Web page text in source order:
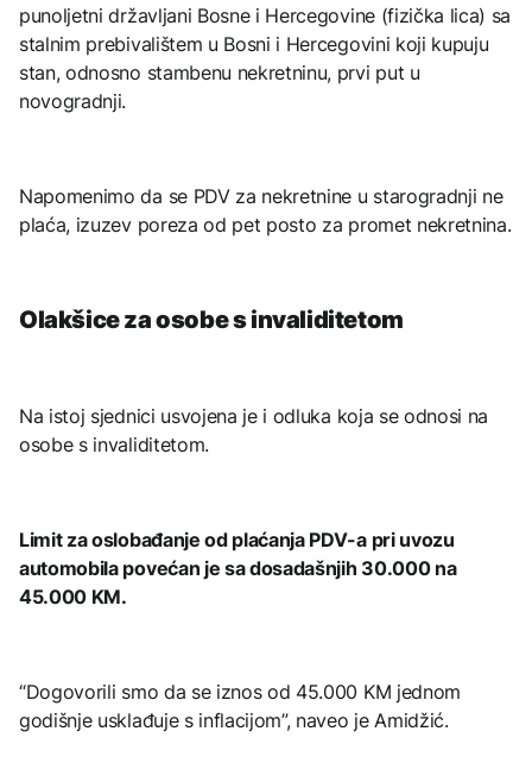
punoljetni državljani Bosne i Hercegovine (fizička lica) sa
stalnim prebivalištem u Bosni i Hercegovini koji kupuju
stan, odnosno stambenu nekretninu, prvi put u
novogradnji.
Napomenimo da se PDV za nekretnine u starogradnji ne
plaća, izuzev poreza od pet posto za promet nekretnina.
Olakšice za osobe s invaliditetom
Na istoj sjednici usvojena je i odluka koja se odnosi na
osobe s invaliditetom.
Limit za oslobađanje od plaćanja PDV-a pri uvozu
automobila povećan je sa dosadašnjih 30.000 na
45.000 KM.
“Dogovorili smo da se iznos od 45.000 KM jednom
godišnje usklađuje s inflacijom”, naveo je Amidžić.